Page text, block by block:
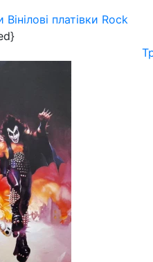
Вінілові платівки Rock